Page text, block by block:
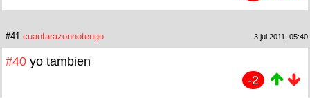
#41 cuantarazonnotengo 3 jul 2011, 05:40
#40 yo tambien
-2